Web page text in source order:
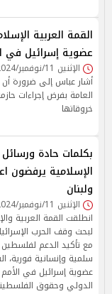
القمة العربية
عضوية إسرائيل في
الإثنين 11/نوفمبر/2024 - 07:16 م
أشار عباس إلى ضرورة
العامة بفرض إجراءات
خروقاتها
بكلمات حادة
الإسلامية يرفضون
ولبنان
الإثنين 11/نوفمبر/2024 - 04:06 م
انطلقت القمة العربية
لبحث وقف الحرب
مع تأكيد الدعم
سلمية وإنسانية
عضوية إسرائيل في الأمم
الدولي وحقوق